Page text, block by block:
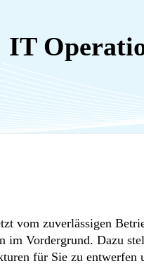
IT
vom zuverlässigen
im Vordergrund. Dazu
für Sie zu entwerfen